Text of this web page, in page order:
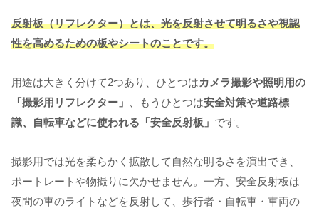
反射板（リフレクター）とは、光を反射させて明るさや視認
性を高めるための板やシートのことです。
用途は大きく分けて2つあり、ひとつはカメラ撮影や照明用の
「撮影用リフレクター」
、もうひとつは安全対策や道路標
識、自転車などに使われる「安全反射板」 です。
撮影用では光を柔らかく拡散して自然な明るさを演出でき、
ポートレートや物撮りに欠かせません。一方、安全反射板は
夜間の車のライトなどを反射して、歩行者・自転車・車両の